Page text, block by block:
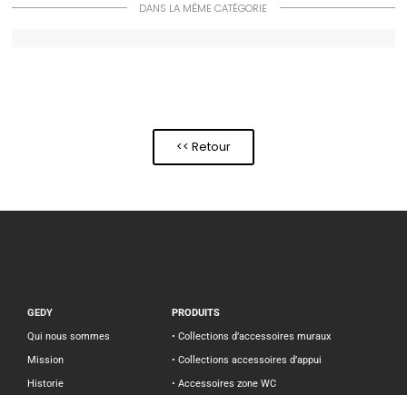
DANS LA MÊME CATÉGORIE
<< Retour
GEDY
Qui nous sommes
Mission
Historie
PRODUITS
• Collections d’accessoires muraux
• Collections accessoires d’appui
• Accessoires zone WC